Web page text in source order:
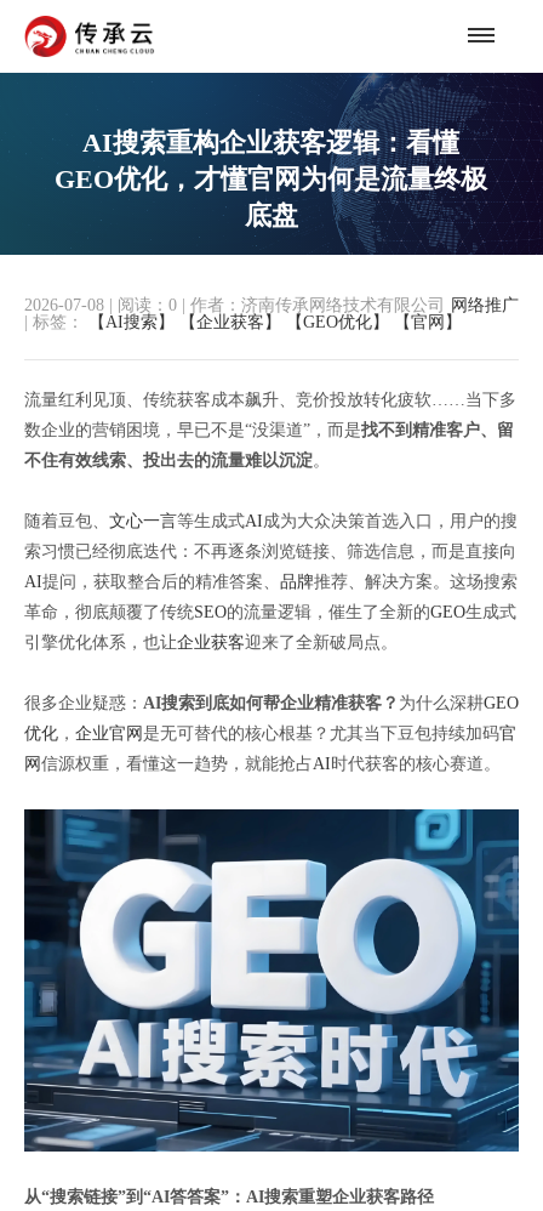
AI搜索重构企业获客逻辑：看懂
GEO优化，才懂官网为何是流量终极
底盘
网络推广
2026-07-08 阅读： 0
作者：济南传承网络技术有限公司
标签： 【AI搜索】 【企业获客】 【GEO优化】 【官网】
流量红利见顶、传统获客成本飙升、竞价投放转化疲软……当下多
数企业的营销困境，早已不是“没渠道”，而是找不到精准客户、留
不住有效线索、投出去的流量难以沉淀。
随着豆包、 文心一言等生成式AI成为大众决策首选入口，用户的搜
索习惯已经彻底迭代：不再逐条浏览链接、筛选信息，而是直接向
AI提问，获取整合后的精准答案、 品牌推荐、解决方案。这场搜索
革命，彻底颠覆了传统SEO的流量逻辑，催生了全新的GEO生成式
引擎优化体系，也让企业获客迎来了全新破局点。
很多企业疑惑： AI搜索到底如何帮企业精准获客？ 为什么深耕GEO
优化 ， 企业官网 是无可替代的核心根基？尤其当下豆包持续加码官
网 信源权重，看懂这一趋势，就能抢占AI时代获客的核心赛道。
从“搜索链接”到“AI答答案”：AI搜索重塑企业获客路径